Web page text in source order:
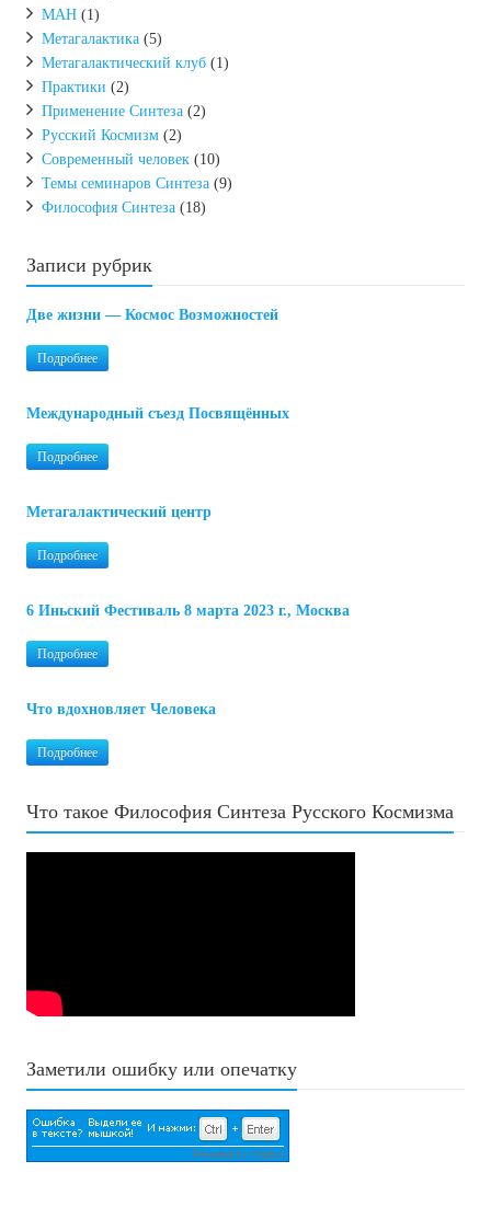
МАН (1)
Метагалактика (5)
Метагалактический клуб (1)
Практики (2)
Применение Синтеза (2)
Русский Космизм (2)
Современный человек (10)
Темы семинаров Синтеза (9)
Философия Синтеза (18)
Записи рубрик
Две жизни — Космос Возможностей
Подробнее
Международный съезд Посвящённых
Подробнее
Метагалактический центр
Подробнее
6 Иньский Фестиваль 8 марта 2023 г., Москва
Подробнее
Что вдохновляет Человека
Подробнее
Что такое Философия Синтеза Русского Космизма
Заметили ошибку или опечатку